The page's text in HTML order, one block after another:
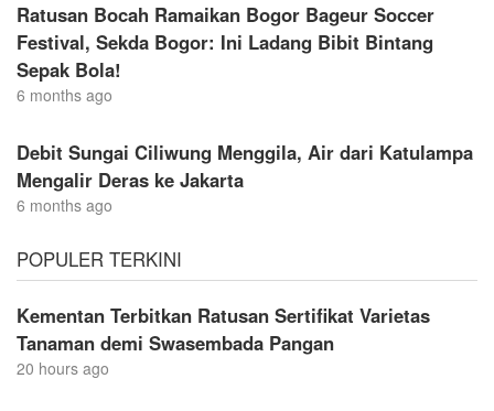
Ratusan Bocah Ramaikan Bogor Bageur Soccer
Festival, Sekda Bogor: Ini Ladang Bibit Bintang
Sepak Bola!
6 months ago
Debit Sungai Ciliwung Menggila, Air dari Katulampa
Mengalir Deras ke Jakarta
6 months ago
POPULER TERKINI
Kementan Terbitkan Ratusan Sertifikat Varietas
Tanaman demi Swasembada Pangan
20 hours ago